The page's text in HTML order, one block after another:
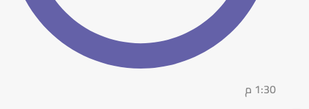
1:30 م